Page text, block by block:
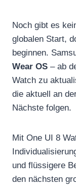
Noch gibt es
globalen Start,
beginnen.
Wear OS – ab
Watch zu
die aktuell an
Nächste folgen.
Mit One UI 8
und flüssigere
den nächsten